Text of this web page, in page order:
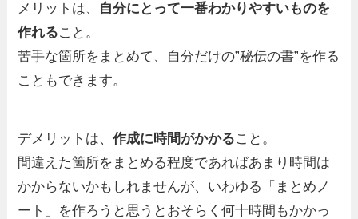
メリットは、 自分にとって一番わかりやすいものを
作れること。
苦手な箇所をまとめて、自分だけの”秘伝の書”を作る
こともできます。
デメリットは、作成に時間がかかること。
間違えた箇所をまとめる程度であればあまり時間は
かからないかもしれませんが、いわゆる「まとめノ
ート」を作ろうと思うとおそらく何十時間もかかっ